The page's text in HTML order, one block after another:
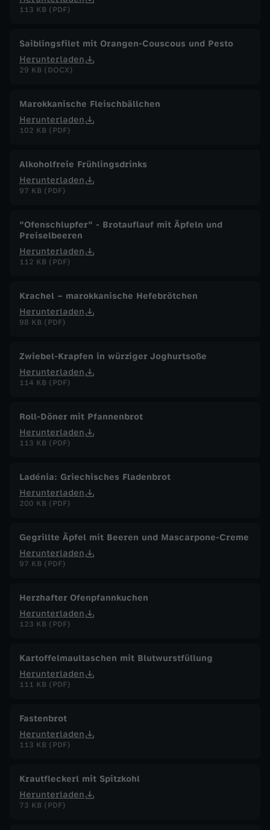
113 KB (PDF)
Saiblingsfilet mit Orangen-Couscous und Pesto
Herunterladen
29 KB (DOCX)
Marokkanische Fleischbällchen
Herunterladen
102 KB (PDF)
Alkoholfreie Frühlingsdrinks
Herunterladen
97 KB (PDF)
"Ofenschlupfer" - Brotauflauf mit Äpfeln und
Preiselbeeren
Herunterladen
112 KB (PDF)
Krachel – marokkanische Hefebrötchen
Herunterladen
98 KB (PDF)
Zwiebel-Krapfen in würziger Joghurtsoße
Herunterladen
114 KB (PDF)
Roll-Döner mit Pfannenbrot
Herunterladen
113 KB (PDF)
Ladénia: Griechisches Fladenbrot
Herunterladen
200 KB (PDF)
Gegrillte Äpfel mit Beeren und Mascarpone-Creme
Herunterladen
97 KB (PDF)
Herzhafter Ofenpfannkuchen
Herunterladen
123 KB (PDF)
Kartoffelmaultaschen mit Blutwurstfüllung
Herunterladen
111 KB (PDF)
Fastenbrot
Herunterladen
113 KB (PDF)
Krautfleckerl mit Spitzkohl
Herunterladen
73 KB (PDF)